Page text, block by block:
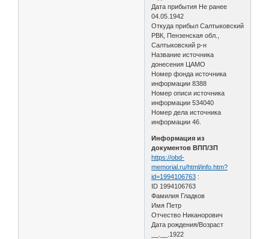
Дата прибытия Не ранее
04.05.1942
Откуда прибыл Салтыковский
РВК, Пензенская обл.,
Салтыковский р-н
Название источника
донесения ЦАМО
Номер фонда источника
информации 8388
Номер описи источника
информации 534040
Номер дела источника
информации 46.
Информация из
документов ВПП/ЗП
https://obd-
memorial.ru/html/info.htm?
id=1994106763 :
ID 1994106763
Фамилия Гладков
Имя Петр
Отчество Никанорович
Дата рождения/Возраст
__.__.1922